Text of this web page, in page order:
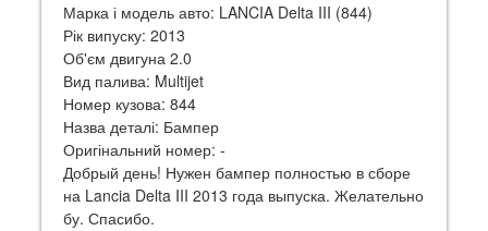
Марка і модель авто: LANCIA Delta III (844)
Рік випуску: 2013
Об'єм двигуна 2.0
Вид палива: Multijet
Номер кузова: 844
Назва деталі: Бампер
Оригінальний номер: -
Добрый день! Нужен бампер полностью в сборе
на Lancia Delta III 2013 года выпуска. Желательно
бу. Спасибо.